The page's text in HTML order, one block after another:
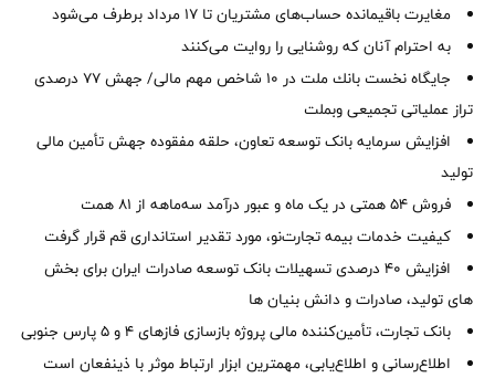
مغایرت‌ باقیمانده حساب‌های مشتریان تا ۱۷ مرداد برطرف می‌شود
به احترام آنان که روشنایی را روایت می‌کنند
جایگاه نخست بانك ملت در 10 شاخص مهم مالی/ جهش 77 درصدی
تراز عملیاتی تجمیعی وبملت
افزایش سرمایه بانک توسعه تعاون، حلقه مفقوده جهش تأمین مالی
تولید
فروش 54 همتی در یک ماه و عبور درآمد سه‌ماهه از 81 همت
کیفیت خدمات بیمه تجارت‌نو، مورد تقدیر استانداری قم قرار گرفت
افزایش 40 درصدی تسهیلات بانک توسعه صادرات ایران برای بخش
های تولید، صادرات و دانش بنیان ها
بانک تجارت، تأمین‌کننده مالی پروژه بازسازی فازهای ۴ و ۵ پارس جنوبی
اطلاع‌رسانی و اطلاع‌یابی، مهمترین ابزار ارتباط موثر با ذینفعان است